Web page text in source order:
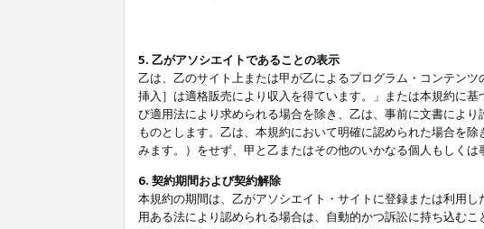
5. 乙がアソシエイトであることの表示
乙は、乙のサイト上または甲が乙によるプログラム・コンテン
挿入］は適格販売により収入を得ています。」または本規約に
び適用法により求められる場合を除き、乙は、事前に文書によ
ものとします。乙は、本規約において明確に認められた場合を
みます。）をせず、甲と乙またはその他のいかなる個人もしく
6. 契約期間および契約解除
本規約の期間は、乙がアソシエイト・サイトに登録または利用
用ある法により認められる場合は、自動的かつ訴訟に持ち込む